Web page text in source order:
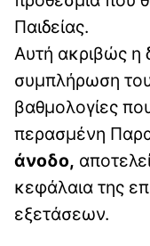
Παιδείας.
Αυτή ακριβώς η
συμπλήρωση
βαθμολογίες
περασμένη
άνοδο,
κεφάλαια της
εξετάσεων.